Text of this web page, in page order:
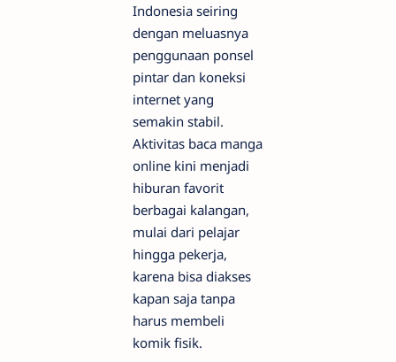
Indonesia seiring
dengan meluasnya
penggunaan ponsel
pintar dan koneksi
internet yang
semakin stabil.
Aktivitas baca manga
online kini menjadi
hiburan favorit
berbagai kalangan,
mulai dari pelajar
hingga pekerja,
karena bisa diakses
kapan saja tanpa
harus membeli
komik fisik.